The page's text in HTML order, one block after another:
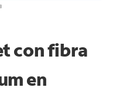
con fibra
en